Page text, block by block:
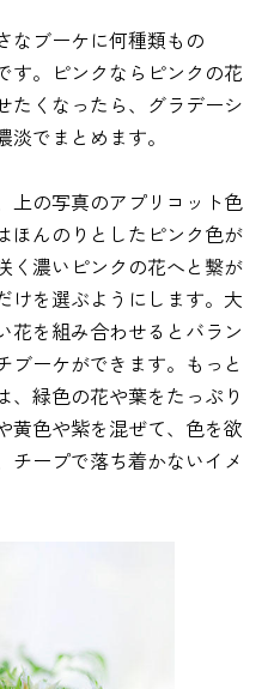
なブーケに何種類もの
す。ピンクならピンクの花
たくなったら、グラデーシ
淡でまとめます。
上の写真のアプリコット色
ほんのりとしたピンク色が
く濃いピンクの花へと繋が
けを選ぶようにします。大
花を組み合わせるとバラン
ブーケができます。もっと
、緑色の花や葉をたっぷり
黄色や紫を混ぜて、色を欲
チープで落ち着かないイメ